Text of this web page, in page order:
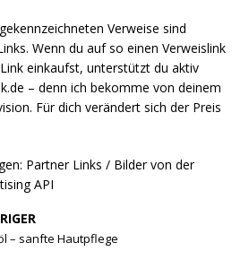
Verweise sind
Wenn du auf so einen Verweislink
einkaufst, unterstützt du aktiv
– denn ich bekomme von deinem
Für dich verändert sich der Preis
Partner Links / Bilder von der
API
– sanfte Hautpflege